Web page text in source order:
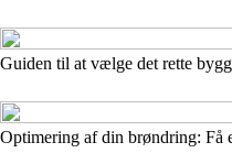
Guiden til at vælge det rette
Optimering af din brøndring: Få